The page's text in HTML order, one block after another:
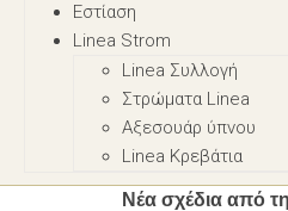
Εστίαση
Linea Strom
Linea Συλλογή
Στρώματα Linea
Αξεσουάρ ύπνου
Linea Κρεβάτια
Νέα σχέδια από